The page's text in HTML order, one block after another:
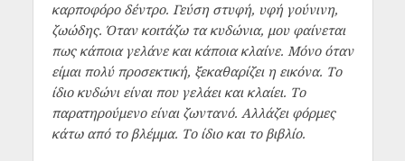
καρποφόρο δέντρο. Γεύση στυφή, υφή γούνινη,
ζωώδης. Όταν κοιτάζω τα κυδώνια, μου φαίνεται
πως κάποια γελάνε και κάποια κλαίνε. Μόνο όταν
είμαι πολύ προσεκτική, ξεκαθαρίζει η εικόνα. Το
ίδιο κυδώνι είναι που γελάει και κλαίει. Το
παρατηρούμενο είναι ζωντανό. Αλλάζει φόρμες
κάτω από το βλέμμα. Το ίδιο και το βιβλίο.